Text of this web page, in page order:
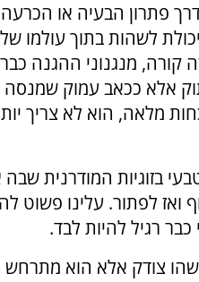
פתרון הבעיה או הכרעה
לשהות בתוך עולמו
קורה, מנגנוני ההגנה
אלא ככאב עמוק שמנסה
מלאה, הוא לא צריך
בזוגיות המודרנית שבה
ואז לפתור. עלינו פשוט
רגיל להיות לבד.
צודק אלא הוא